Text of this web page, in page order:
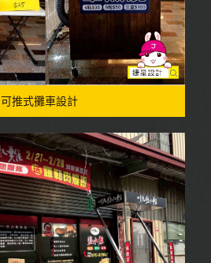
可推式攤車設計